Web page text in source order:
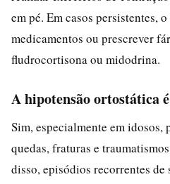
em pé. Em casos persistentes,
medicamentos ou prescrever
fludrocortisona ou midodrina.
A hipotensão ortostática
Sim, especialmente em idosos,
quedas, fraturas e
disso, episódios recorrentes